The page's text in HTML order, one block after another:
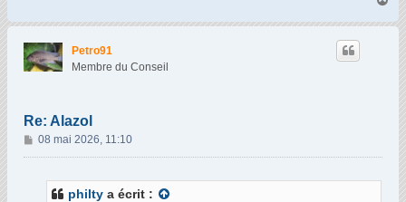
u
Petro91
Membre du Conseil
Re: Alazol
M
e
08 mai 2026, 11:10
philty a écrit :